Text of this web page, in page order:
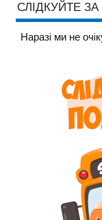
СЛІДКУЙТЕ
Наразi ми не